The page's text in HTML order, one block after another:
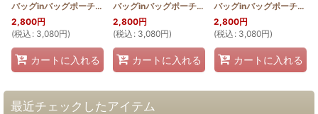
バッグinバッグポーチ ホヌ [HQP_BIN_HONU]
2,800円
(税込 : 3,080円)
カートに入れる
バッグinバッグポーチ ティアレ [HQP_BIN_TIA]
2,800円
(税込 : 3,080円)
カートに入れる
バッグinバッグポーチ 桜
2,800円
(税込 : 3,080円)
カートに入れる
最近チェックしたアイテム